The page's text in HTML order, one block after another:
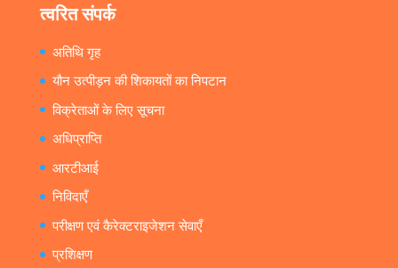
त्वरित संपर्क
अतिथि गृह
यौन उत्पीड़न की शिकायतों का निपटान
विक्रेताओं के लिए सूचना
अधिप्राप्ति
आरटीआई
निविदाएँ
परीक्षण एवं कैरेक्टराइजेशन सेवाएँ
प्रशिक्षण